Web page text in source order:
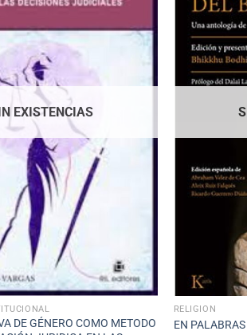
EXISTENCIAS
DE GÉNERO COMO METODO
RELIGIÓN
EN